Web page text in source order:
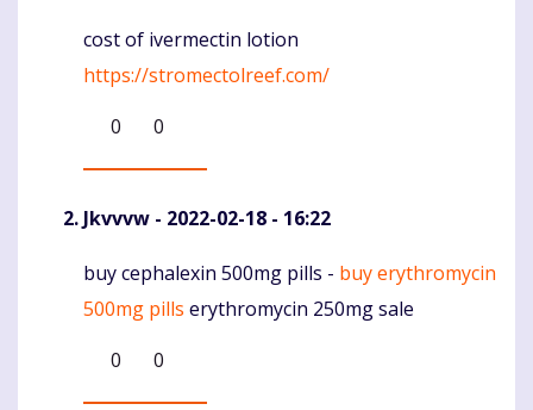
Komentaras
cost of ivermectin lotion
https://stromectolreef.com/
0
0
Jkvvvw - 2022-02-18 - 16:22
Komentaras
buy cephalexin 500mg pills - buy erythromycin
500mg pills erythromycin 250mg sale
0
0